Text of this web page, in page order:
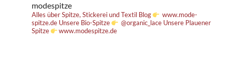
modespitze
Alles über Spitze, Stickerei und Textil Blog
www.mode-
spitze.de Unsere Bio-Spitze @organic_lace Unsere Plauener
Spitze
www.modespitze.de